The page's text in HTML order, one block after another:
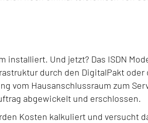
installiert. Und jetzt? Das ISDN
durch den DigitalPakt
vom Hausanschlussraum zum
abgewickelt und erschlossen.
Kosten kalkuliert und versucht